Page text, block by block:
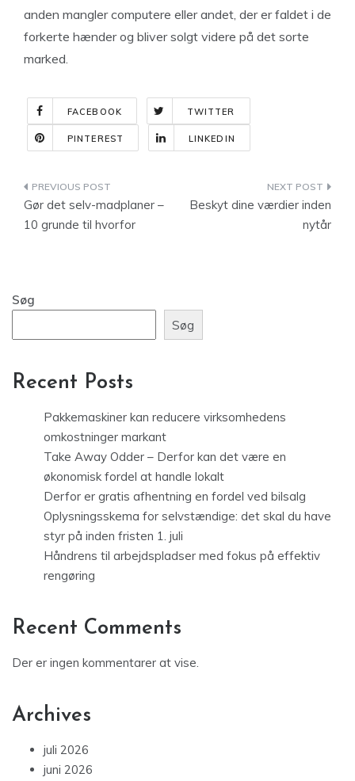
anden mangler computere eller andet, der er faldet i de
forkerte hænder og bliver solgt videre på det sorte
marked.
FACEBOOK TWITTER
PINTEREST LINKEDIN
Indlægsnavigation
Gør det selv-madplaner –
10 grunde til hvorfor
Beskyt dine værdier inden
nytår
Søg
Søg
Recent Posts
Pakkemaskiner kan reducere virksomhedens
omkostninger markant
Take Away Odder – Derfor kan det være en
økonomisk fordel at handle lokalt
Derfor er gratis afhentning en fordel ved bilsalg
Oplysningsskema for selvstændige: det skal du have
styr på inden fristen 1. juli
Håndrens til arbejdspladser med fokus på effektiv
rengøring
Recent Comments
Der er ingen kommentarer at vise.
Archives
juli 2026
juni 2026